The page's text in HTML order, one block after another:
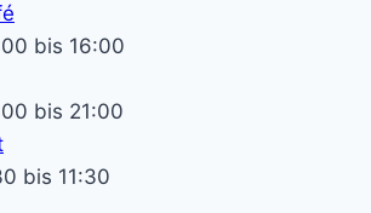
bis 16:00
bis 21:00
bis 11:30